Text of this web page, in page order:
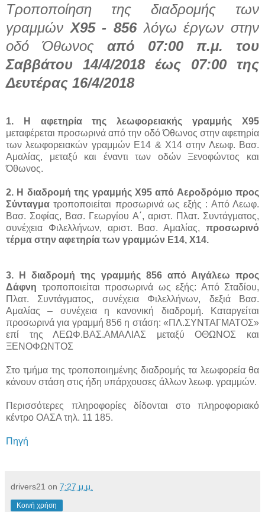
Τροποποίηση της διαδρομής των
γραμμών Χ95 - 856 λόγω έργων στην
οδό Όθωνος από 07:00 π.μ. του
Σαββάτου 14/4/2018 έως 07:00 της
Δευτέρας 16/4/2018
1. H αφετηρία της λεωφορειακής γραμμής Χ95
μεταφέρεται προσωρινά από την οδό Όθωνος στην αφετηρία
των λεωφορειακών γραμμών Ε14 & Χ14 στην Λεωφ. Βασ.
Αμαλίας, μεταξύ και έναντι των οδών Ξενοφώντος και
Όθωνος.
2. Η διαδρομή της γραμμής Χ95 από Αεροδρόμιο προς
Σύνταγματροποποιείται προσωρινά ως εξής : Από Λεωφ.
Βασ. Σοφίας, Βασ. Γεωργίου Α΄, αριστ. Πλατ. Συντάγματος,
συνέχεια Φιλελλήνων, αριστ. Βασ. Αμαλίας, προσωρινό
τέρμα στην αφετηρία των γραμμών Ε14, Χ14.
3. Η διαδρομή της γραμμής 856 από Αιγάλεω προς
Δάφνη τροποποιείται προσωρινά ως εξής: Από Σταδίου,
Πλατ. Συντάγματος, συνέχεια Φιλελλήνων, δεξιά Βασ.
Αμαλίας – συνέχεια η κανονική διαδρομή. Καταργείται
προσωρινά για γραμμή 856 η στάση: «ΠΛ.ΣΥΝΤΑΓΜΑΤΟΣ»
επί της ΛΕΩΦ.ΒΑΣ.ΑΜΑΛΙΑΣ μεταξύ ΟΘΩΝΟΣ και
ΞΕΝΟΦΩΝΤΟΣ
Στο τμήμα της τροποποιημένης διαδρομής τα λεωφορεία θα
κάνουν στάση στις ήδη υπάρχουσες άλλων λεωφ. γραμμών.
Περισσότερες πληροφορίες δίδονται στο πληροφοριακό
κέντρο ΟΑΣΑ τηλ. 11 185.
Πηγή
drivers21 on 7:27 μ.μ.
Κοινή χρήση